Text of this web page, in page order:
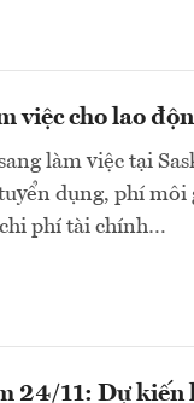
việc cho lao
làm việc tại
dụng, phí môi
phí tài chính…
24/11: Dự kiến